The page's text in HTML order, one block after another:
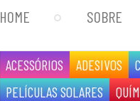
HOME SOBRE
ACESSÓRIOS ADESIVOS
PELÍCULAS SOLARES